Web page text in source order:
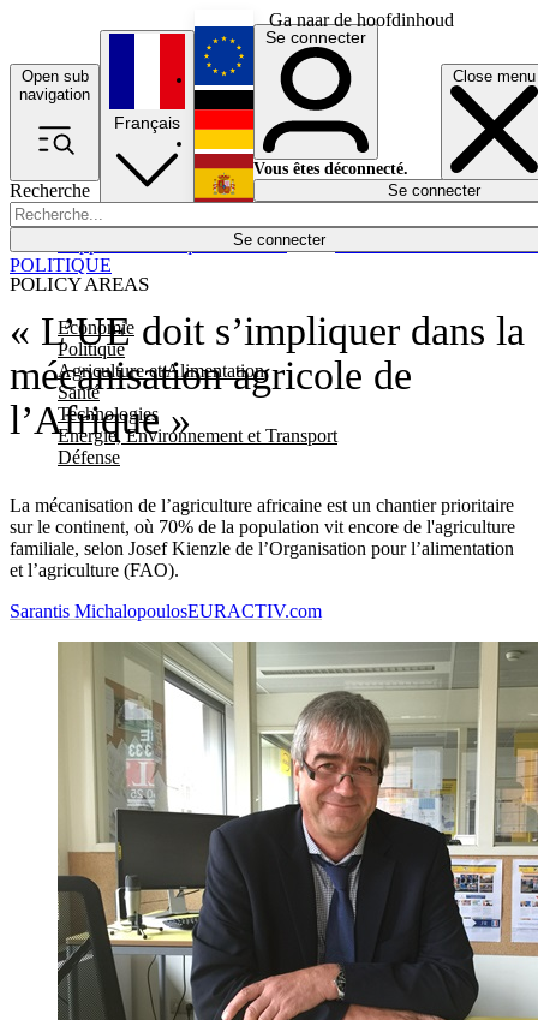
Ga naar de hoofdinhoud
Open sub
navigation
Close menu
Recherche
Se connecter
POLICY AREAS
Economie
Politique
Agriculture et Alimentation
Santé
Technologies
Energie, Environnement et Transport
Défense
Économie
Français
English
Deutsch
Español
Se connecter
Vous êtes déconnecté.
Se connecter
« L’UE doit s’impliquer dans la
mécanisation agricole de
l’Afrique »
La mécanisation de l’agriculture africaine est un chantier prioritaire
sur le continent, où 70% de la population vit encore de l'agriculture
familiale, selon Josef Kienzle de l’Organisation pour l’alimentation
et l’agriculture (FAO).
POLITIQUE
Sarantis MichalopoulosEURACTIV.com